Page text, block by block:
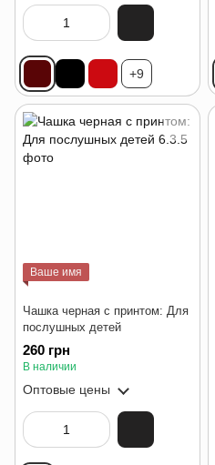
+9
Ваше имя
Чашка черная с принтом: Для
послушных детей
260 грн
В наличии
Оптовые цены